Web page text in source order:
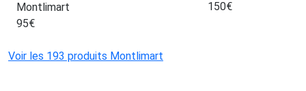
Montlimart
95€
150€
Voir les 193 produits Montlimart